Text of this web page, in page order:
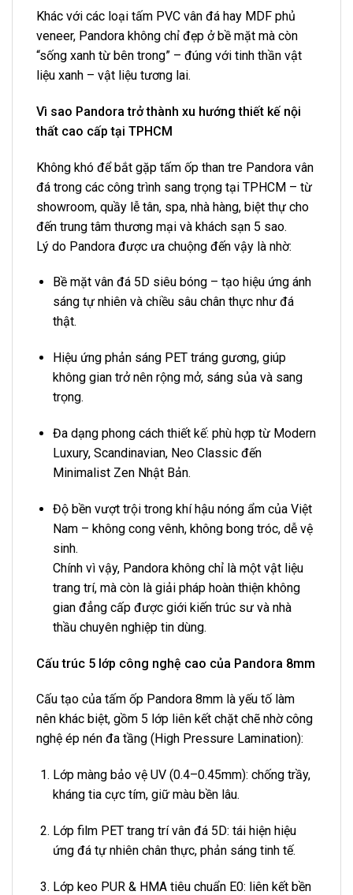
Khác với các loại tấm PVC vân đá hay MDF phủ
veneer, Pandora không chỉ đẹp ở bề mặt mà còn
“sống xanh từ bên trong” – đúng với tinh thần vật
liệu xanh – vật liệu tương lai.
Vì sao Pandora trở thành xu hướng thiết kế nội
thất cao cấp tại TPHCM
Không khó để bắt gặp tấm ốp than tre Pandora vân
đá trong các công trình sang trọng tại TPHCM – từ
showroom, quầy lễ tân, spa, nhà hàng, biệt thự cho
đến trung tâm thương mại và khách sạn 5 sao.
Lý do Pandora được ưa chuộng đến vậy là nhờ:
Bề mặt vân đá 5D siêu bóng – tạo hiệu ứng ánh
sáng tự nhiên và chiều sâu chân thực như đá
thật.
Hiệu ứng phản sáng PET tráng gương, giúp
không gian trở nên rộng mở, sáng sủa và sang
trọng.
Đa dạng phong cách thiết kế: phù hợp từ Modern
Luxury, Scandinavian, Neo Classic đến
Minimalist Zen Nhật Bản.
Độ bền vượt trội trong khí hậu nóng ẩm của Việt
Nam – không cong vênh, không bong tróc, dễ vệ
sinh.
Chính vì vậy, Pandora không chỉ là một vật liệu
trang trí, mà còn là giải pháp hoàn thiện không
gian đẳng cấp được giới kiến trúc sư và nhà
thầu chuyên nghiệp tin dùng.
Cấu trúc 5 lớp công nghệ cao của Pandora 8mm
Cấu tạo của tấm ốp Pandora 8mm là yếu tố làm
nên khác biệt, gồm 5 lớp liên kết chặt chẽ nhờ công
nghệ ép nén đa tầng (High Pressure Lamination):
Lớp màng bảo vệ UV (0.4–0.45mm): chống trầy,
kháng tia cực tím, giữ màu bền lâu.
Lớp film PET trang trí vân đá 5D: tái hiện hiệu
ứng đá tự nhiên chân thực, phản sáng tinh tế.
Lớp keo PUR & HMA tiêu chuẩn E0: liên kết bền